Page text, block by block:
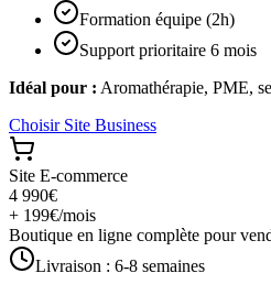
Formation équipe (2h)
Support prioritaire 6 mois
Idéal pour : Aromathérapie, PME,
Choisir Site Business
Site E-commerce
4 990€
+ 199€/mois
Boutique en ligne complète pour
Livraison : 6-8 semaines